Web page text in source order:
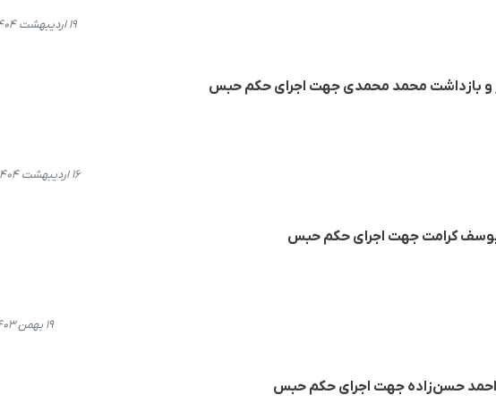
۱۹ اردیبهشت ۱۴۰۴، ۱۶:۰۲
و بازداشت محمد محمدی جهت اجرای حکم حبس
۱۶ اردیبهشت ۱۴۰۴، ۲۰:۰۸
یوسف کرامت جهت اجرای حکم حبس
۱۹ بهمن ۱۴۰۳، ۱۷:۲۹
احمد حسن‌زاده جهت اجرای حکم حبس